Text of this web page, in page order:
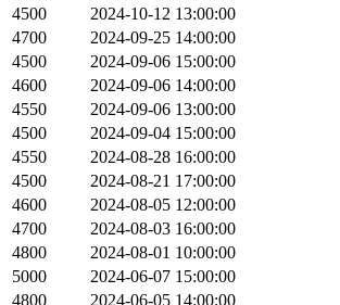
4500
2024-10-12 13:00:00
4700
2024-09-25 14:00:00
4500
2024-09-06 15:00:00
4600
2024-09-06 14:00:00
4550
2024-09-06 13:00:00
4500
2024-09-04 15:00:00
4550
2024-08-28 16:00:00
4500
2024-08-21 17:00:00
4600
2024-08-05 12:00:00
4700
2024-08-03 16:00:00
4800
2024-08-01 10:00:00
5000
2024-06-07 15:00:00
4800
2024-06-05 14:00:00